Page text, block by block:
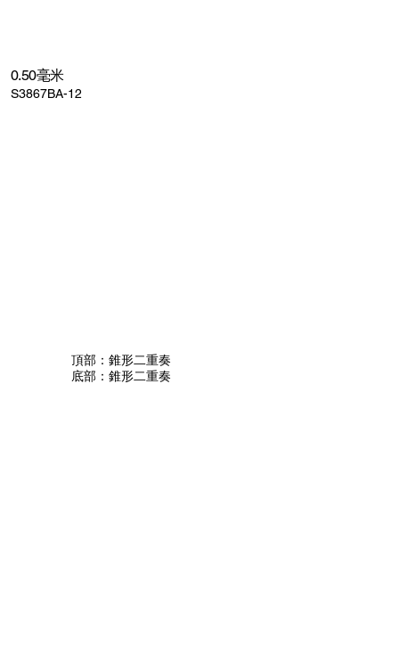
0.50毫米
S3867BA-12
頂部：錐形二重奏
底部：錐形二重奏